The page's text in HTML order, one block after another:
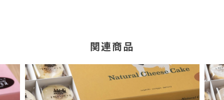
関連商品